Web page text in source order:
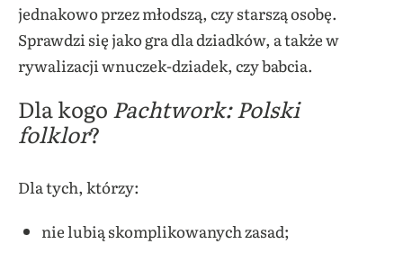
jednakowo przez młodszą, czy starszą osobę.
Sprawdzi się jako gra dla dziadków, a także w
rywalizacji wnuczek-dziadek, czy babcia.
Dla kogo Pachtwork: Polski
folklor?
Dla tych, którzy:
nie lubią skomplikowanych zasad;